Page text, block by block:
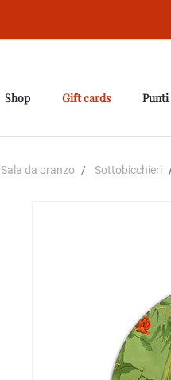
Shop Gift cards Punti
Sala da pranzo Sottobicchieri